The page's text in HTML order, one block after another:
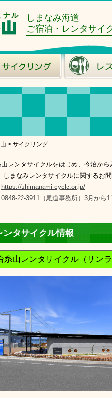
ナル
しまなみ海道
ご宿泊・レンタサイ
> サイクリング
山レンタサイクルをはじめ、今治か
しまなみレンタサイクルに関するお
https://shimanami-cycle.or.jp/
0848-22-3911（尾道事務所）3月か
ンタサイクル情報
糸山レンタサイクル（サンラ